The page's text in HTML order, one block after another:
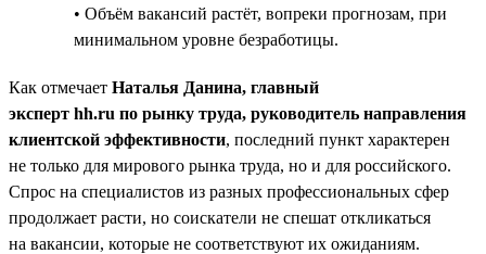
• Объём вакансий растёт, вопреки прогнозам, при
минимальном уровне безработицы.
Как отмечает Наталья Данина, главный
эксперт hh.ru по рынку труда, руководитель направления
клиентской эффективности, последний пункт характерен
не только для мирового рынка труда, но и для российского.
Спрос на специалистов из разных профессиональных сфер
продолжает расти, но соискатели не спешат откликаться
на вакансии, которые не соответствуют их ожиданиям.